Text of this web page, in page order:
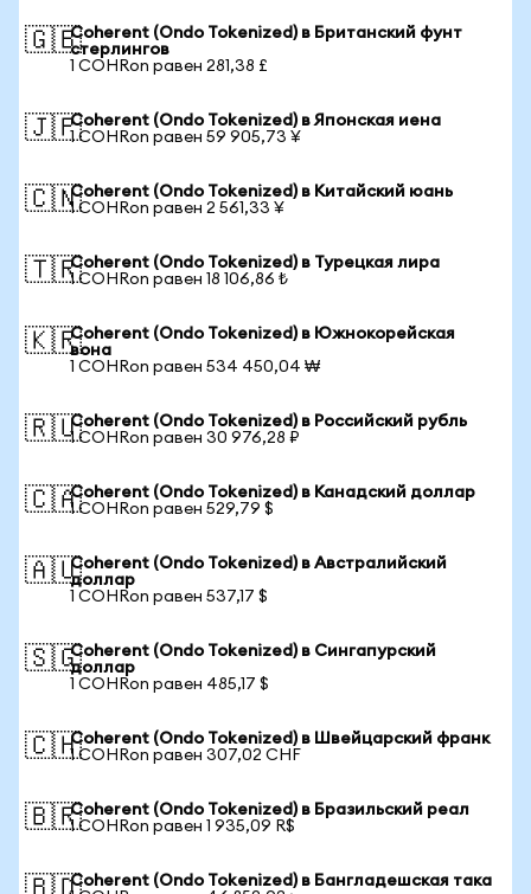
🇬🇧Coherent (Ondo Tokenized) в Британский фунт
стерлингов
1 COHRon равен 281,38 £
🇯🇵Coherent (Ondo Tokenized) в Японская иена
1 COHRon равен 59 905,73 ¥
🇨🇳Coherent (Ondo Tokenized) в Китайский юань
1 COHRon равен 2 561,33 ¥
🇹🇷Coherent (Ondo Tokenized) в Турецкая лира
1 COHRon равен 18 106,86 ₺
🇰🇷Coherent (Ondo Tokenized) в Южнокорейская
вона
1 COHRon равен 534 450,04 ₩
🇷🇺Coherent (Ondo Tokenized) в Российский рубль
1 COHRon равен 30 976,28 ₽
🇨🇦Coherent (Ondo Tokenized) в Канадский доллар
1 COHRon равен 529,79 $
🇦🇺Coherent (Ondo Tokenized) в Австралийский
доллар
1 COHRon равен 537,17 $
🇸🇬Coherent (Ondo Tokenized) в Сингапурский
доллар
1 COHRon равен 485,17 $
🇨🇭Coherent (Ondo Tokenized) в Швейцарский франк
1 COHRon равен 307,02 CHF
🇧🇷Coherent (Ondo Tokenized) в Бразильский реал
1 COHRon равен 1 935,09 R$
Coherent (Ondo Tokenized) в Бангладешская така